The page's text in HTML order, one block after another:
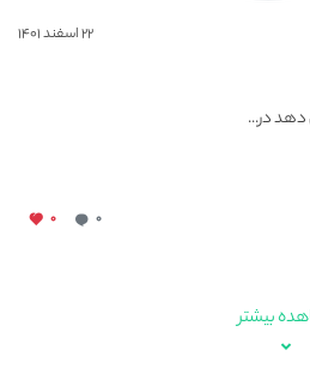
۲۲ اسفند ۱۴۰۱
۰ ۰
بیشتر